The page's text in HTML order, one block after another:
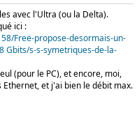
avec l'Ultra (ou la Delta).
ici :
Free-propose-desormais-un-
Gbits/s-s-symetriques-de-la-
(pour le PC), et encore, moi,
et j'ai bien le débit max.